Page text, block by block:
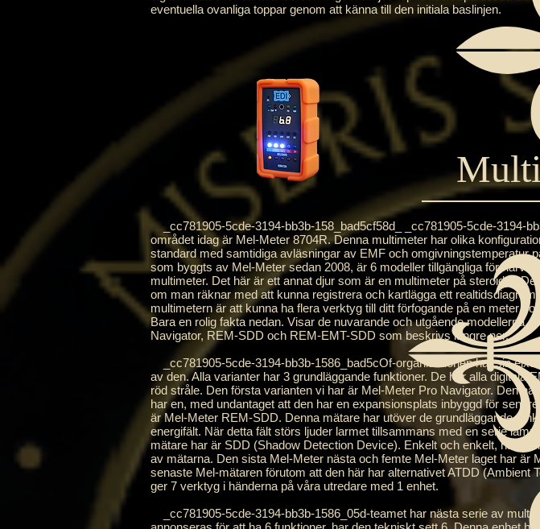
eventuella ovanliga toppar genom att känna till den initiala baslinjen.
_cc781905-5cde-3194-bb3b-158_bad5cf58d_ _cc781905-5cde-3194-
området idag är Mel-Meter 8704R. Denna multimeter har olika
standard med samtidiga avläsningar av EMF och omgivningstemperatur
som byggts av Mel-Meter sedan 2008, är 6 modeller tillgängliga för
multimeter. Det här är ett annat djur som är en multimeter på steroider.
om man räknar med att kunna registrera och kartlägga ett
multimetern är att kunna ha flera verktyg till ditt förfogande på en meter
Bara en rolig fakta nedan. Visar de nuvarande och utgående modellerna
Navigator, REM-SDD och REM-EMT-SDD som beskrivs längre ner.
_cc781905-5cde-3194-bb3b-1586_bad5cOf-organisationen har sin
av den. Alla varianter har 3 grundläggande funktioner. De har alla
röd stråle. Den första varianten vi har är Mel-Meter Pro Navigator. Den
har en, med undantaget att den har en expansionsplats inbyggd för
är Mel-Meter REM-SDD. Denna mätare har utöver de grundläggande
energifält. När detta fält störs ljuder larmet tillsammans med en serie
mätare har är SDD (Shadow Detection Device). Enkelt och enkelt, när
av mätarna. Den sista Mel-Meter nästa och femte Mel-Meter laget har
senaste Mel-mätaren förutom att den här har alternativet ATDD
ger 7 verktyg i händerna på våra utredare med 1 enhet.
_cc781905-5cde-3194-bb3b-1586_05d-teamet har nästa serie av